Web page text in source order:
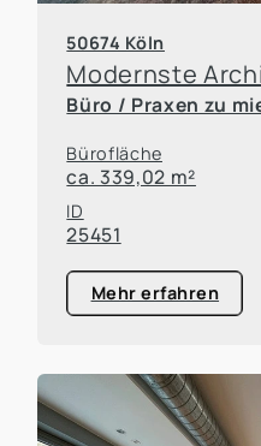
50674 Köln
Büro / Praxen zu
Bürofläche
ca. 339,02 m²
ID
25451
Mehr erfahren